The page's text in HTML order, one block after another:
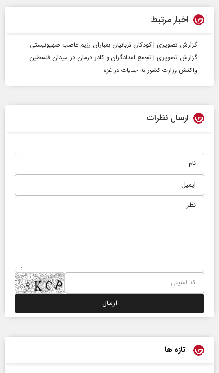
اخبار مرتبط
گزارش تصویری | کودکان قربانیان بمباران رژیم غاصب صهیونیستی
گزارش تصویری | تجمع امدادگران و کادر درمان در میدان فلسطین
واکنش وزارت کشور به جنایات در غزه
ارسال نظرات
تازه ها